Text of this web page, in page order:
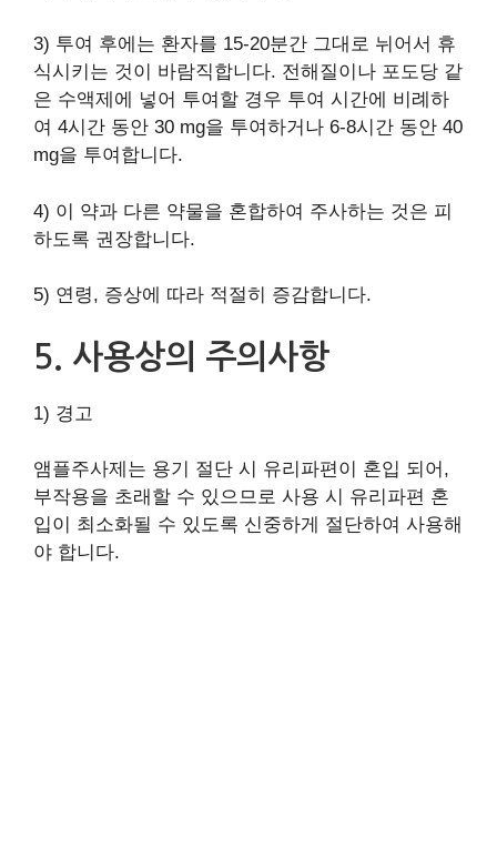
3) 투여 후에는 환자를 15-20분간 그대로 뉘어서 휴
식시키는 것이 바람직합니다. 전해질이나 포도당 같
은 수액제에 넣어 투여할 경우 투여 시간에 비례하
여 4시간 동안 30 mg을 투여하거나 6-8시간 동안 40
mg을 투여합니다.
4) 이 약과 다른 약물을 혼합하여 주사하는 것은 피
하도록 권장합니다.
5) 연령, 증상에 따라 적절히 증감합니다.
5. 사용상의 주의사항
1) 경고
앰플주사제는 용기 절단 시 유리파편이 혼입 되어,
부작용을 초래할 수 있으므로 사용 시 유리파편 혼
입이 최소화될 수 있도록 신중하게 절단하여 사용해
야 합니다.